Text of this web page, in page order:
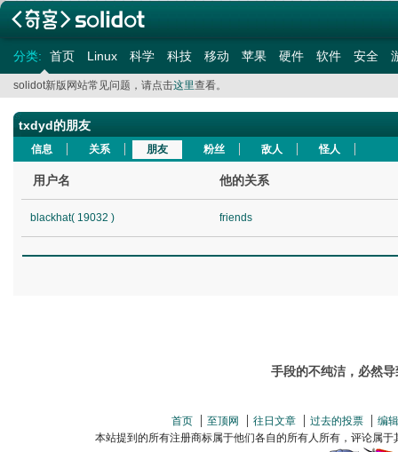
分类: 首页 Linux 科学 科技 移动 苹果 硬件 软件 安全
solidot新版网站常见问题，请点击这里查看。
txdyd的朋友
信息 关系 朋友 粉丝 敌人 怪人
用户名 他的关系
blackhat( 19032 ) friends
手段的不纯洁，必然
首页 至顶网 往日文章 过去的投票
编
本站提到的所有注册商标属于他们各自的所有人所有，评论属